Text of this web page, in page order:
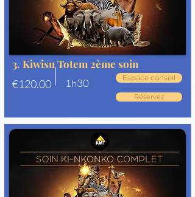
3. Kiwisu Totem 2ème soin
€120.00
1h30 Espace conseil
Réservez